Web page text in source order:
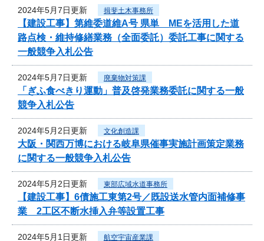
2024年5月7日更新 揖斐土木事務所
【建設工事】第維委道維A号 県単 MEを活用した道
路点検・維持修繕業務（全面委託）委託工事に関する
一般競争入札公告
2024年5月7日更新 廃棄物対策課
「ぎふ食べきり運動」普及啓発業務委託に関する一般
競争入札公告
2024年5月2日更新 文化創造課
大阪・関西万博における岐阜県催事実施計画策定業務
に関する一般競争入札公告
2024年5月2日更新 東部広域水道事務所
【建設工事】6債施工東第2号／既設送水管内面補修事
業 2工区不断水挿入弁等設置工事
2024年5月1日更新 航空宇宙産業課